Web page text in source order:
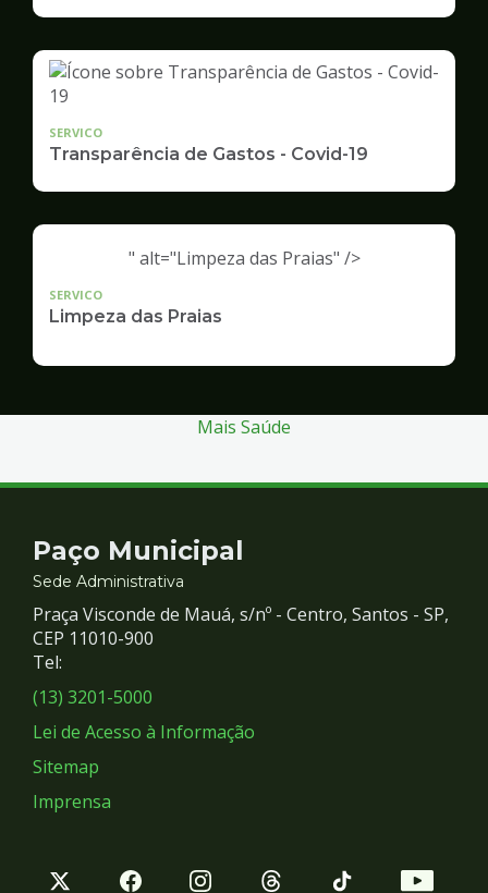
Infraestrutura
Serviços
Públicos
SERVICO
Transparência de Gastos - Covid-19
" alt="Limpeza das Praias" />
SERVICO
Limpeza das Praias
Mais Saúde
Contato
e
Redes
Sociais
Paço Municipal
Sede Administrativa
Praça Visconde de Mauá, s/nº - Centro, Santos - SP,
CEP 11010-900
Tel:
(13) 3201-5000
Lei de Acesso à Informação
Sitemap
Imprensa